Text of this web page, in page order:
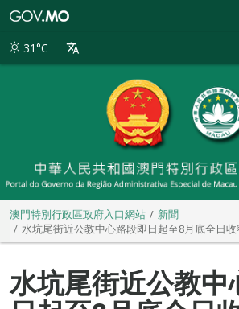
別
31°C
澳門特別行政區政府入口網站
新聞
水坑尾街近公教中心路段即日起至8月底全日
水坑尾街近公教中